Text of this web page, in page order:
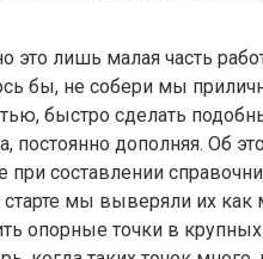
это лишь малая часть
бы, не собери мы
быстро сделать
постоянно дополняя. Об
составлении
мы выверяли их как
опорные точки в